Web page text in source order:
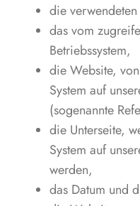
die
das vom
Betriebssystem,
die Website,
System auf
(sogenannte
die Unterseite,
System auf
werden,
das Datum und